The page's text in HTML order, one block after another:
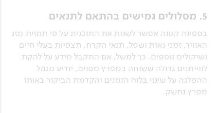
5. מסלולים גמישים בהתאם לתנאים
בספינה קטנה אפשר לשנות את התוכנית על פי תחזית מזג
האוויר, זמני גאות ושפל, תנאי הקרח, תצפיות בעלי חיים
ושיקולים נוספים. כך למשל, אם התקבל מידע על להקת
לווייתנים גדולה ששוחה במפרץ מסוים, יודיע מנהל
ההפלגה על שינוי בלוח הזמנים והקדמת הביקור באותו
מפרץ נחשק.